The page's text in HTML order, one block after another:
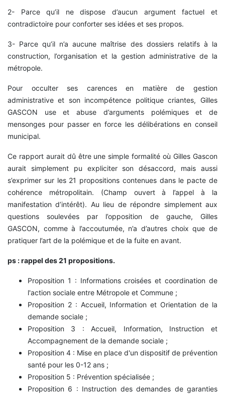
2- Parce qu’il ne dispose d’aucun argument factuel et
contradictoire pour conforter ses idées et ses propos.
3- Parce qu’il n’a aucune maîtrise des dossiers relatifs à la
construction, l’organisation et la gestion administrative de la
métropole.
Pour occulter ses carences en matière de gestion
administrative et son incompétence politique criantes, Gilles
GASCON use et abuse d’arguments polémiques et de
mensonges pour passer en force les délibérations en conseil
municipal.
Ce rapport aurait dû être une simple formalité où Gilles Gascon
aurait simplement pu expliciter son désaccord, mais aussi
s’exprimer sur les 21 propositions contenues dans le pacte de
cohérence métropolitain. (Champ ouvert à l’appel à la
manifestation d’intérêt). Au lieu de répondre simplement aux
questions soulevées par l’opposition de gauche, Gilles
GASCON, comme à l’accoutumée, n’a d’autres choix que de
pratiquer l’art de la polémique et de la fuite en avant.
ps : rappel des 21 propositions.
Proposition 1 : Informations croisées et coordination de
l'action sociale entre Métropole et Commune ;
Proposition 2 : Accueil, Information et Orientation de la
demande sociale ;
Proposition 3 : Accueil, Information, Instruction et
Accompagnement de la demande sociale ;
Proposition 4 : Mise en place d'un dispositif de prévention
santé pour les 0-12 ans ;
Proposition 5 : Prévention spécialisée ;
Proposition 6 : Instruction des demandes de garanties